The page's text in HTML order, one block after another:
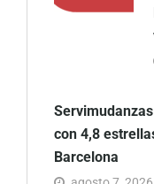
con 4,8
Barcelona